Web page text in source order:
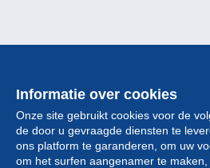
Informatie over cookies
Onze site gebruikt cookies voor de
de door u gevraagde diensten te
ons platform te garanderen, om uw
om het surfen aangenamer te